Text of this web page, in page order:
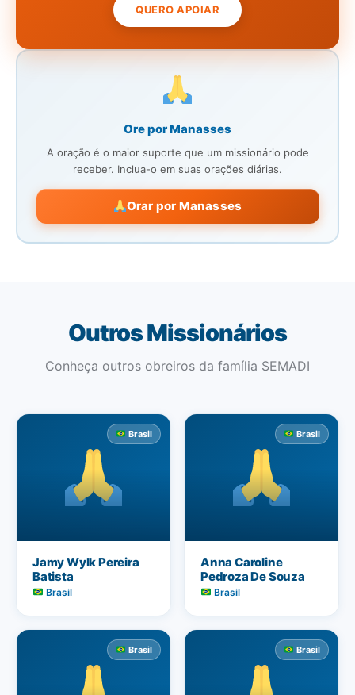
QUERO APOIAR
Ore por Manasses
A oração é o maior suporte que um missionário pode
receber. Inclua-o em suas orações diárias.
Orar por Manasses
Outros Missionários
Conheça outros obreiros da família SEMADI
Brasil
Jamy Wylk Pereira
Batista
Brasil
Brasil
Anna Caroline
Pedroza De Souza
Brasil
Brasil Brasil